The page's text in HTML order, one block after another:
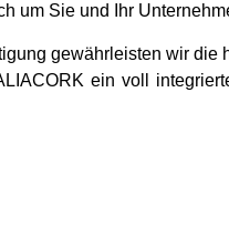
um Sie und Ihr
gewährleisten wir die
ein voll